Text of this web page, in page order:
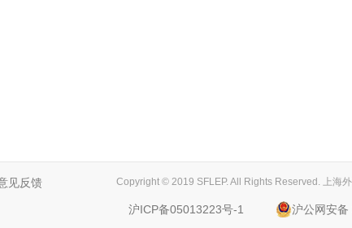
见反馈 Copyright © 2019 SFLEP. All Rights Reserved. 上海
沪ICP备05013223号-1 沪公网安